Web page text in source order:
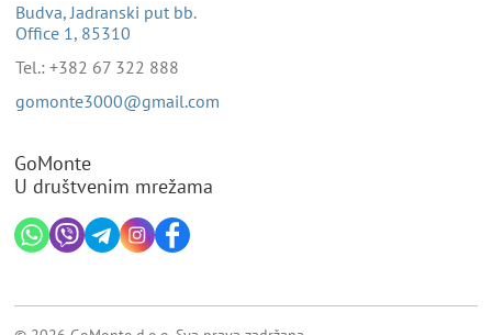
Budva, Jadranski put bb.
Office 1, 85310
Tel.: +382 67 322 888
gomonte3000@gmail.com
GoMonte
U društvenim mrežama